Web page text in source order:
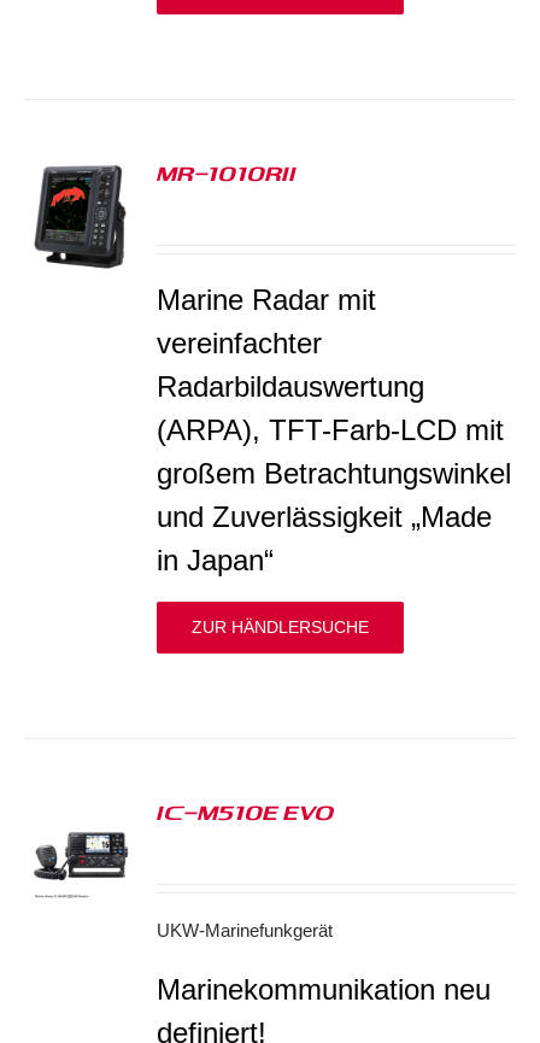
MR-1010RII
Marine Radar mit
vereinfachter
Radarbildauswertung
(ARPA), TFT-Farb-LCD mit
großem Betrachtungswinkel
und Zuverlässigkeit „Made
in Japan“
ZUR HÄNDLERSUCHE
IC-M510E EVO
UKW-Marinefunkgerät
Marinekommunikation neu
definiert!